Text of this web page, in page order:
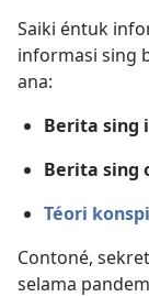
Saiki éntuk
informasi sing
ana:
Berita sing
Berita sing
Téori
Contoné,
selama